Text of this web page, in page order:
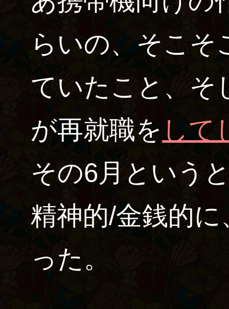
らいの、そこそ
ていたこと、そ
が再就職を して
その6月という
精神的/金銭的
った。